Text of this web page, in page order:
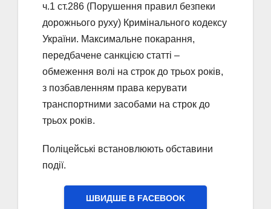
ч.1 ст.286 (Порушення правил безпеки
дорожнього руху) Кримінального кодексу
України. Максимальне покарання,
передбачене санкцією статті –
обмеження волі на строк до трьох років,
з позбавленням права керувати
транспортними засобами на строк до
трьох років.
Поліцейські встановлюють обставини
події.
ШВИДШЕ В FACEBOOK